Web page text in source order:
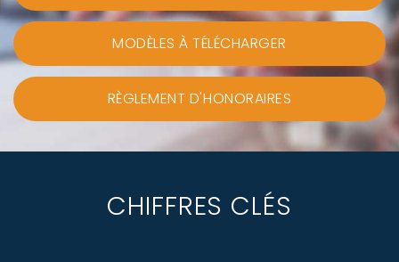
MODÈLES À TÉLÉCHARGER
RÈGLEMENT D'HONORAIRES
CHIFFRES CLÉS